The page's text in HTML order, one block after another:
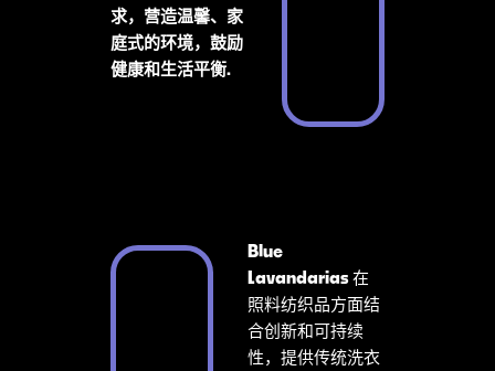
求，营造温馨、家
庭式的环境，鼓励
健康和生活平衡.
Blue
Lavandarias在
照料纺织品方面结
合创新和可持续
性，提供传统洗衣